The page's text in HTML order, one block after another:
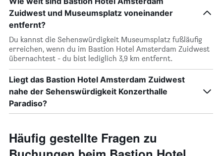
Zuidwest und Museumsplatz voneinander
entfernt?
Du kannst die Sehenswürdigkeit Museumsplatz fußläufig
erreichen, wenn du im Bastion Hotel Amsterdam Zuidwest
übernachtest - du bist lediglich 3,9 km entfernt.
Liegt das Bastion Hotel Amsterdam Zuidwest
nahe der Sehenswürdigkeit Konzerthalle
Paradiso?
Häufig gestellte Fragen zu